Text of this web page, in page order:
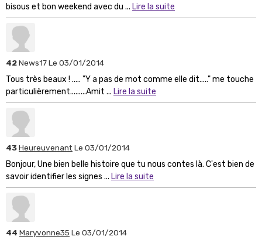
bisous et bon weekend avec du ... Lire la suite
42News17Le 03/01/2014
Tous très beaux ! ..... "Y a pas de mot comme elle dit....." me touche
particulièrement.........Amit ... Lire la suite
43Heureuvenant Le 03/01/2014
Bonjour, Une bien belle histoire que tu nous contes là. C'est bien de
savoir identifier les signes ... Lire la suite
44 Maryvonne35 Le 03/01/2014